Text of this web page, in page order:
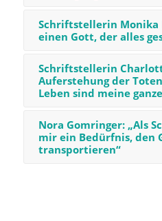
Schriftstellerin Monika
einen Gott, der alles
Schriftstellerin
Auferstehung der
Leben sind meine
Nora Gomringer: „Als
mir ein Bedürfnis, den
transportieren“